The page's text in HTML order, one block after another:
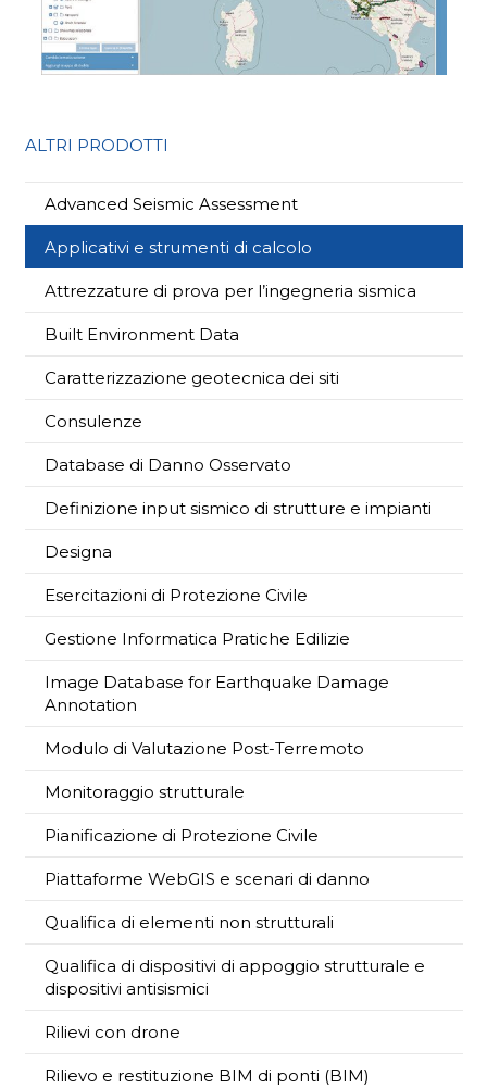
ALTRI PRODOTTI
Advanced Seismic Assessment
Applicativi e strumenti di calcolo
Attrezzature di prova per l’ingegneria sismica
Built Environment Data
Caratterizzazione geotecnica dei siti
Consulenze
Database di Danno Osservato
Definizione input sismico di strutture e impianti
Designa
Esercitazioni di Protezione Civile
Gestione Informatica Pratiche Edilizie
Image Database for Earthquake Damage
Annotation
Modulo di Valutazione Post-Terremoto
Monitoraggio strutturale
Pianificazione di Protezione Civile
Piattaforme WebGIS e scenari di danno
Qualifica di elementi non strutturali
Qualifica di dispositivi di appoggio strutturale e
dispositivi antisismici
Rilievi con drone
Rilievo e restituzione BIM di ponti (BIM)